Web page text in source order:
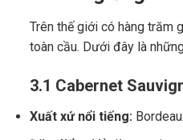
Trên thế giới có hàng trăm
toàn cầu. Dưới đây là
3.1 Cabernet
Xuất xứ nổi tiếng: